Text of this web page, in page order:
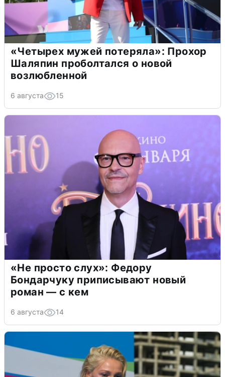
«Четырех мужей потеряла»: Прохор
Шаляпин проболтался о новой
возлюбленной
6 августа 15
«Не просто слух»: Федору
Бондарчуку приписывают новый
роман — с кем
6 августа 14